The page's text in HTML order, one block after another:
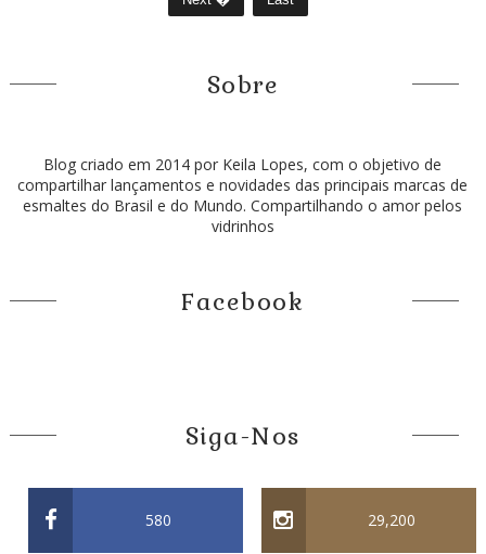
Sobre
Blog criado em 2014 por Keila Lopes, com o objetivo de
compartilhar lançamentos e novidades das principais marcas de
esmaltes do Brasil e do Mundo. Compartilhando o amor pelos
vidrinhos
Facebook
Siga-Nos
580 29,200